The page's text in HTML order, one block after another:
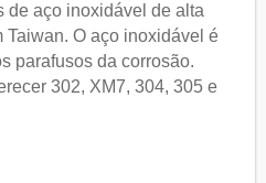
de aço inoxidável de alta
O aço inoxidável é
parafusos da corrosão.
302, XM7, 304, 305 e